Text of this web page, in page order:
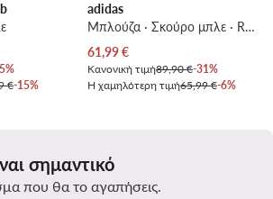
€-15%
adidas
Μπλούζα · Σκούρο μπλε · Regular Fit
Τρέχουσα τιμή
61,99€
Κανονική τιμή89,90 €-31%
Η χαμηλότερη τιμή65,99 €-6%
σημαντικό
που θα το αγαπήσεις.